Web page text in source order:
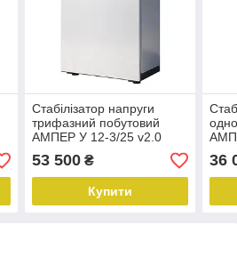
Стабілізатор напруги
трифазний побутовий
АМПЕР У 12-3/25 v2.0
53 500₴
Купити
36